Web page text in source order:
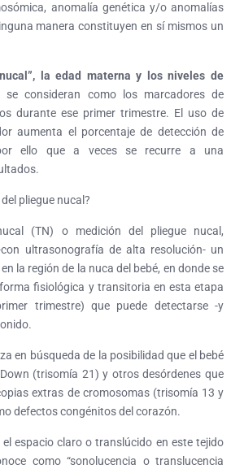
anomalía genética y/o anomalías
manera constituyen en sí mismos un
la edad materna y los niveles de
se consideran como los marcadores de
durante ese primer trimestre. El uso de
aumenta el porcentaje de detección de
ello que a veces se recurre a una
pliegue nucal?
(TN) o medición del pliegue nucal,
ultrasonografía de alta resolución- un
la región de la nuca del bebé, en donde se
fisiológica y transitoria en esta etapa
trimestre) que puede detectarse -y
en búsqueda de la posibilidad que el bebé
(trisomía 21) y otros desórdenes que
extras de cromosomas (trisomía 13 y
defectos congénitos del corazón.
el espacio claro o translúcido en este tejido
como “sonolucencia o translucencia